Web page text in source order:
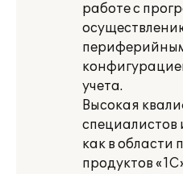
работе с
учета.
Высокая
специалистов
как в области
продуктов